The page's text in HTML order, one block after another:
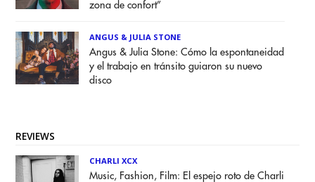
zona de confort”
ANGUS & JULIA STONE
Angus & Julia Stone: Cómo la espontaneidad
y el trabajo en tránsito guiaron su nuevo
disco
REVIEWS
CHARLI XCX
Music, Fashion, Film: El espejo roto de Charli